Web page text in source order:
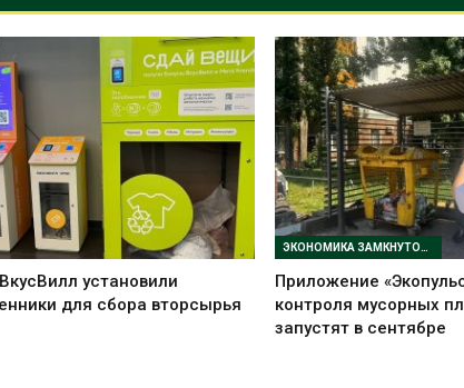
установили
для сбора вторсырья
ЭКОНОМИКА ЗАМКНУТОГО ЦИКЛА
Приложение
контроля мусорных
запустят в сентябре